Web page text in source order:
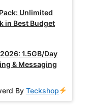
Unlimited
in Best Budget
1.5GB/Day
& Messaging
ByTeckshop